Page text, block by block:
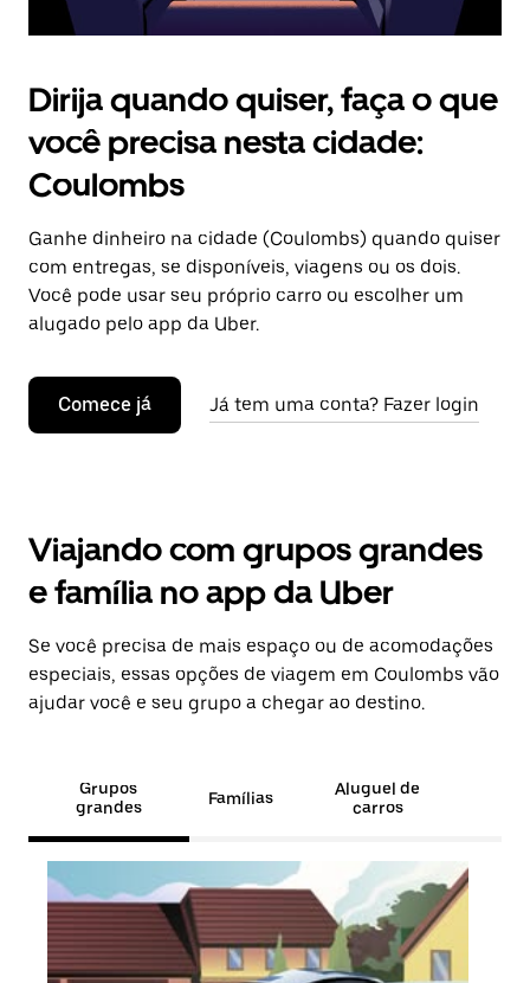
Dirija quando quiser, faça o que
você precisa nesta cidade:
Coulombs
Ganhe dinheiro na cidade (Coulombs) quando quiser
com entregas, se disponíveis, viagens ou os dois.
Você pode usar seu próprio carro ou escolher um
alugado pelo app da Uber.
Comece já Já tem uma conta? Fazer login
Viajando com grupos grandes
e família no app da Uber
Se você precisa de mais espaço ou de acomodações
especiais, essas opções de viagem em Coulombs vão
ajudar você e seu grupo a chegar ao destino.
Grupos
grandes
Famílias
Aluguel de
carros